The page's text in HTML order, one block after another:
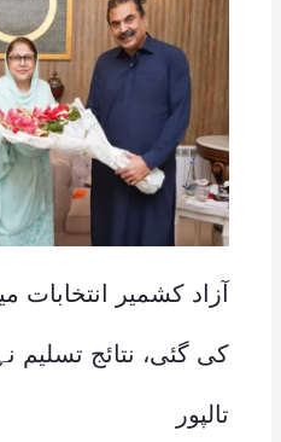
آزاد کشمیر انتخابات
کی گئی، نتائج تسلیم
تالپور